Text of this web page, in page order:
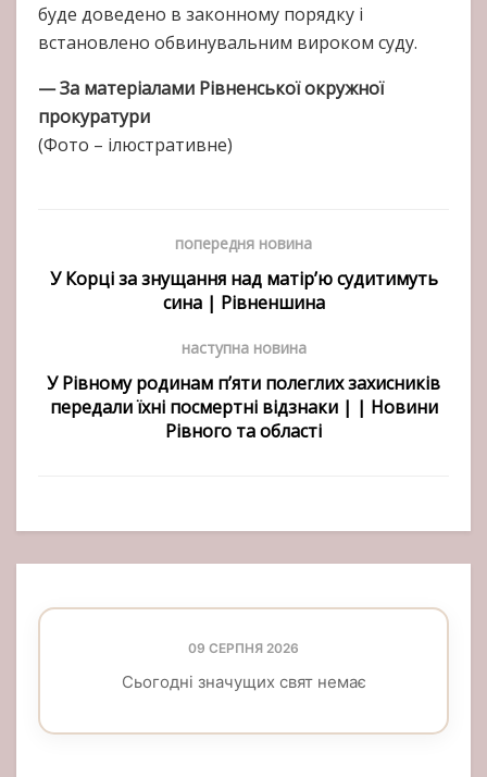
буде доведено в законному порядку і
встановлено обвинувальним вироком суду.
— За матеріалами Рівненської окружної
прокуратури
(Фото – ілюстративне)
попередня новина
У Корці за знущання над матір’ю судитимуть
сина | Рівненшина
наступна новина
У Рівному родинам п’яти полеглих захисників
передали їхні посмертні відзнаки | | Новини
Рівного та області
09 СЕРПНЯ 2026
Сьогодні значущих свят немає